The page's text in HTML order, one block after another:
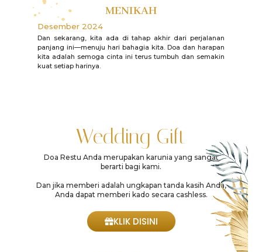
MENIKAH
Desember 2024
Dan sekarang, kita ada di tahap akhir dari perjalanan
panjang ini—menuju hari bahagia kita. Doa dan harapan
kita adalah semoga cinta ini terus tumbuh dan semakin
kuat setiap harinya.
Wedding Gift
Doa Restu Anda merupakan karunia yang sangat
berarti bagi kami.
Dan jika memberi adalah ungkapan tanda kasih Anda,
Anda dapat memberi kado secara cashless.
KLIK DISINI